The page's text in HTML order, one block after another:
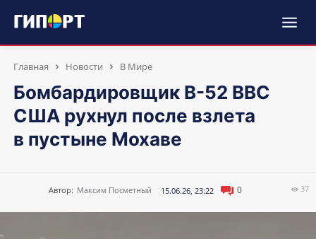
Главная Новости В Мире
Бомбардировщик B-52 ВВС
США рухнул после взлета
в пустыне Мохаве
Автор: Максим Посметный 15.06.26, 23:22 0 37